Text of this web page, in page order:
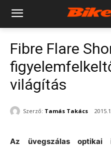
Fibre Flare
világítás
Szerző: Tamás Takács
Az üvegszálas optikai